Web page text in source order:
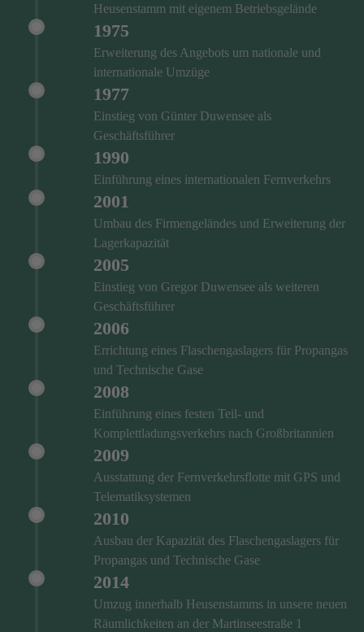
Heusenstamm mit eigenem Betriebsgelände
1975
Erweiterung des Angebots um nationale und
internationale Umzüge
1977
Einstieg von Günter Duwensee als
Geschäftsführer
1990
Einführung eines internationalen Fernverkehrs
2001
Umbau des Firmengeländes und Erweiterung der
Lagerkapazität
2005
Einstieg von Gregor Duwensee als weiteren
Geschäftsführer
2006
Errichtung eines Flaschengaslagers für Propangas
und Technische Gase
2008
Einführung eines festen Teil- und
Komplettladungsverkehrs nach Großbritannien
2009
Ausstattung der Fernverkehrsflotte mit GPS und
Telematiksystemen
2010
Ausbau der Kapazität des Flaschengaslagers für
Propangas und Technische Gase
2014
Umzug innerhalb Heusenstamms in unsere neuen
Räumlichkeiten an der Martinseestraße 1